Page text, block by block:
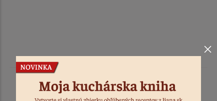
Podobné produkty